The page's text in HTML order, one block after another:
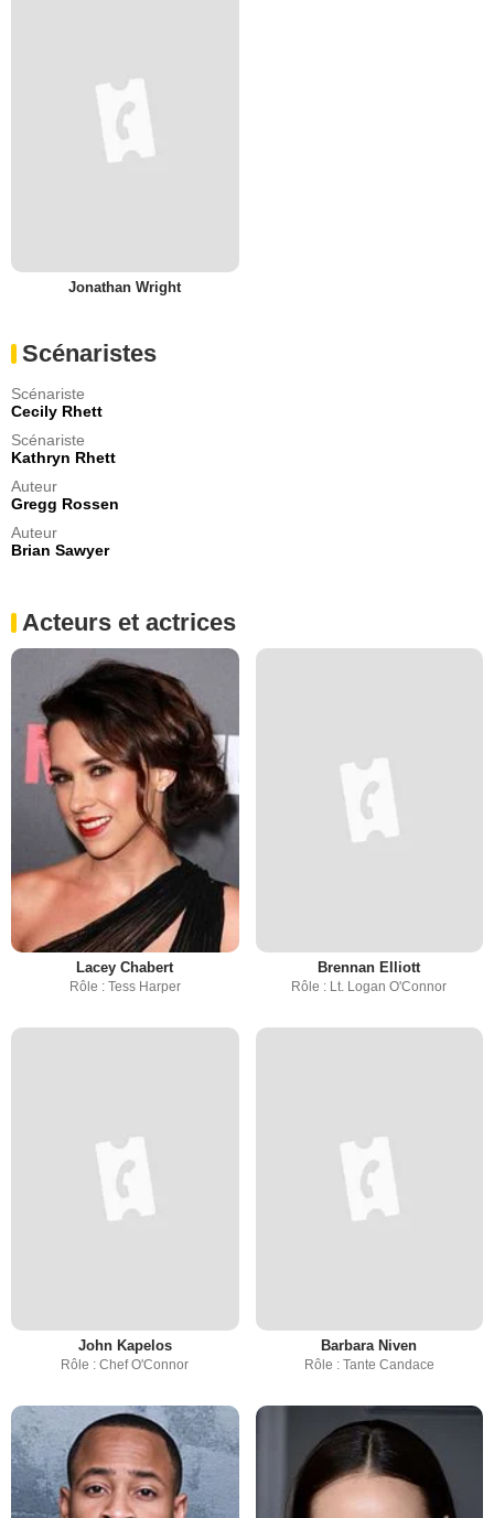
Jonathan Wright
Scénaristes
Scénariste
Cecily Rhett
Scénariste
Kathryn Rhett
Auteur
Gregg Rossen
Auteur
Brian Sawyer
Acteurs et actrices
Lacey Chabert
Rôle : Tess Harper
Brennan Elliott
Rôle : Lt. Logan O'Connor
John Kapelos
Rôle : Chef O'Connor
Barbara Niven
Rôle : Tante Candace